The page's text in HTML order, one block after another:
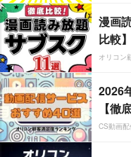
漫画
比較】
オリコン
2026
【徹
CS動画